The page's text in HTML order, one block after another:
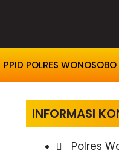
PPID POLRES WONOSOBO
INFORMASI
Polres